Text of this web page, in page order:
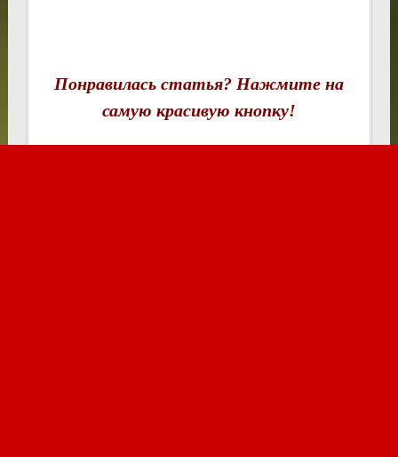
Понравилась статья? Нажмите на
самую красивую кнопку!